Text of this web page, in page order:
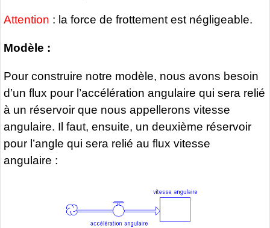
Attention : la force de frottement est négligeable.
Modèle :
Pour construire notre modèle, nous avons besoin
d’un flux pour l’accélération angulaire qui sera relié
à un réservoir que nous appellerons vitesse
angulaire. Il faut, ensuite, un deuxième réservoir
pour l’angle qui sera relié au flux vitesse
angulaire :